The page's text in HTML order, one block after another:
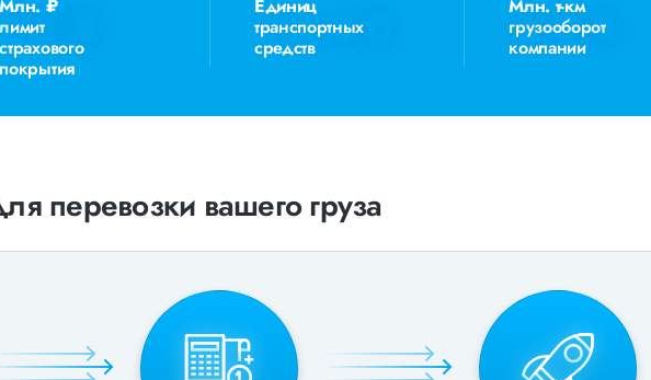
Млн. ₽
лимит
страхового
покрытия
Единиц
транспортных
средств
Млн. т-км
грузооборот
компании
перевозки вашего груза